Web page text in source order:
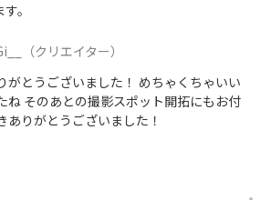
。
（クリエイター）
がとうございました！ めちゃくちゃいい
ね そのあとの撮影スポット開拓にもお付
ありがとうございました！